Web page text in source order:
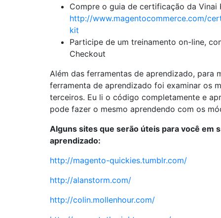
Compre o guia de certificação da Vinai
http://www.magentocommerce.com/
kit
Participe de um treinamento on-line,
Checkout
Além das ferramentas de aprendizado, para
ferramenta de aprendizado foi examinar os
terceiros. Eu li o código completamente e
pode fazer o mesmo aprendendo com os
Alguns sites que serão úteis para você em
aprendizado:
http://magento-quickies.tumblr.com/
http://alanstorm.com/
http://colin.mollenhour.com/